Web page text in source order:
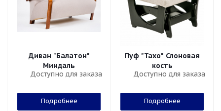
Диван "Балатон"
Миндаль
Доступно для заказа
Подробнее
Пуф "Тахо" Слоновая
кость
Доступно для заказа
Подробнее